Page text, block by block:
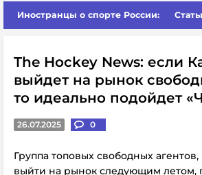
Иностранцы о спорте России:
The Hockey News: если
выйдет на рынок
то идеально подойдет
26.07.2025 0
Группа топовых свободных
выйти на рынок следующим летом,